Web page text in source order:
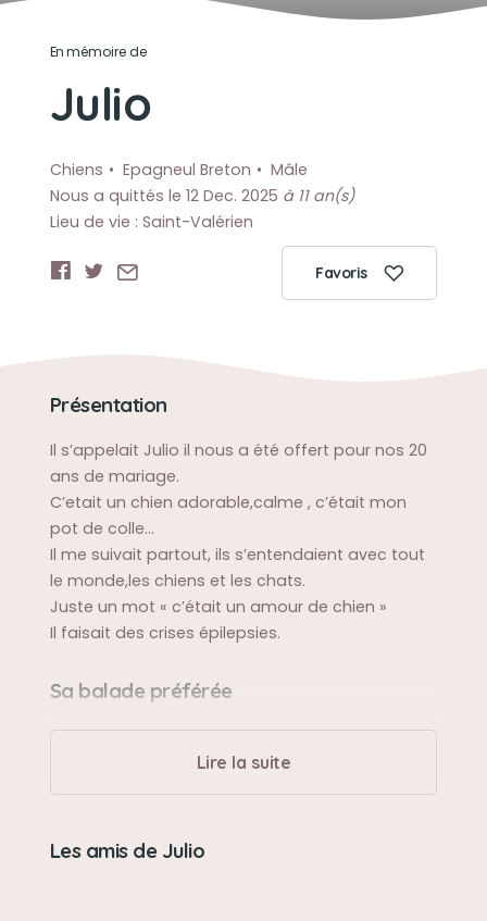
En mémoire de
Julio
Chiens Epagneul Breton
Mâle
Nous a quittés le 12 Dec. 2025 à 11 an(s)
Lieu de vie : Saint-Valérien
Favoris
Présentation
Il s’appelait Julio il nous a été offert pour nos 20
ans de mariage.
C’etait un chien adorable,calme , c’était mon
pot de colle…
Il me suivait partout, ils s’entendaient avec tout
le monde,les chiens et les chats.
Juste un mot « c’était un amour de chien »
Il faisait des crises épilepsies.
Sa balade préférée
On faisait des grandes balades de 6 à 7km , je
ne pouvais pas partir sans lui il me suivait
partout. Il se promenait avec son copain filou.
Sa bêtise préférée
Lire la suite
Les amis de Julio